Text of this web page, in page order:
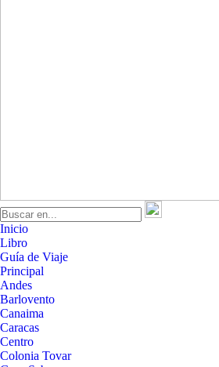
Inicio
Libro
Guía de Viaje
Principal
Andes
Barlovento
Canaima
Caracas
Centro
Colonia Tovar